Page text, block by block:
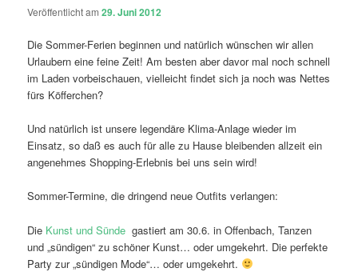
Veröffentlicht am29. Juni 2012
Die Sommer-Ferien beginnen und natürlich wünschen wir allen
Urlaubern eine feine Zeit! Am besten aber davor mal noch schnell
im Laden vorbeischauen, vielleicht findet sich ja noch was Nettes
fürs Köfferchen?
Und natürlich ist unsere legendäre Klima-Anlage wieder im
Einsatz, so daß es auch für alle zu Hause bleibenden allzeit ein
angenehmes Shopping-Erlebnis bei uns sein wird!
Sommer-Termine, die dringend neue Outfits verlangen:
Die Kunst und Sünde gastiert am 30.6. in Offenbach, Tanzen
und „sündigen“ zu schöner Kunst… oder umgekehrt. Die perfekte
Party zur „sündigen Mode“… oder umgekehrt.